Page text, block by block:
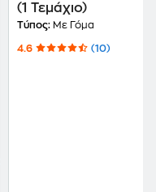
(1 Τεμάχιο)
Τύπος: Με Γόμα
4.6 (10)